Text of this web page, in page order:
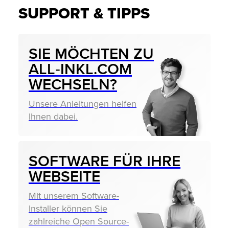
SUPPORT & TIPPS
SIE MÖCHTEN ZU
ALL‑INKL.COM
WECHSELN?
Unsere Anleitungen helfen
Ihnen dabei.
SOFTWARE FÜR IHRE
WEBSEITE
Mit unserem Software-
Installer können Sie
zahlreiche Open Source-